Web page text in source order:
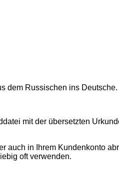
dem Russischen ins Deutsche.
mit der übersetzten
in Ihrem Kundenkonto
oft verwenden.